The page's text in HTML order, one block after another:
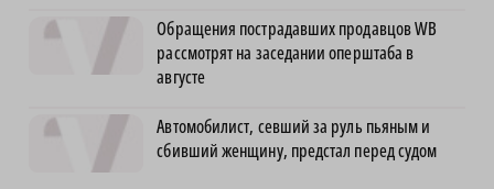
Обращения пострадавших продавцов WB
рассмотрят на заседании оперштаба в
августе
Автомобилист, севший за руль пьяным и
сбивший женщину, предстал перед судом